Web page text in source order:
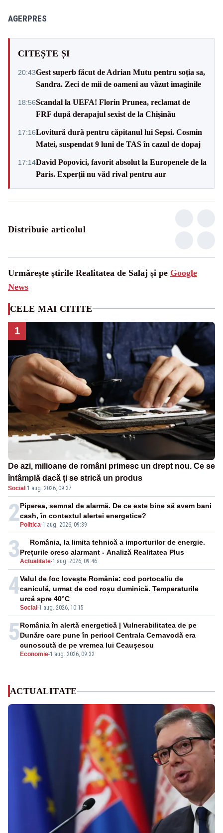
AGERPRES
CITEȘTE ȘI
20:43Gest superb făcut de Adrian Mutu pentru soția sa,
Sandra. Zeci de mii de oameni au văzut imaginile
18:56Scandal la UEFA! Florin Prunea, reclamat de
FRF după derapajul sexist de la Chișinău
17:16Lovitură dură pentru căpitanul lui Sepsi. Cosmin
Matei, suspendat 9 luni de TAS în cazul de dopaj
17:14David Popovici, favorit absolut la Europenele de la
Paris. Experții nu văd rival pentru aur
Distribuie articolul
Urmărește știrile Realitatea de Salaj și pe Google
News
CELE MAI CITITE
1
De azi, milioane de români primesc un drept nou. Ce se
întâmplă dacă ți se strică un produs
Social ·1 aug. 2026, 09:37
2 Politica-1 aug. 2026, 09:39
Piperea, semnal de alarmă. De ce este bine să avem bani
cash, în contextul alertei energetice?
3Actualitate-1 aug. 2026, 09:46
România, la limita tehnică a importurilor de energie.
Prețurile cresc alarmant - Analiză Realitatea Plus
4
Social -1 aug. 2026, 10:15
Valul de foc lovește România: cod portocaliu de
caniculă, urmat de cod roșu duminică. Temperaturile
urcă spre 40°C
5
Economie-1 aug. 2026, 09:32
România în alertă energetică | Vulnerabilitatea de pe
Dunăre care pune în pericol Centrala Cernavodă era
cunoscută de pe vremea lui Ceaușescu
ACTUALITATE